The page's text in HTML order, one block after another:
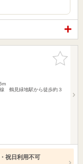
お気に入
りに追加
鶴見緑地駅から徒歩約３
祝日利用不可